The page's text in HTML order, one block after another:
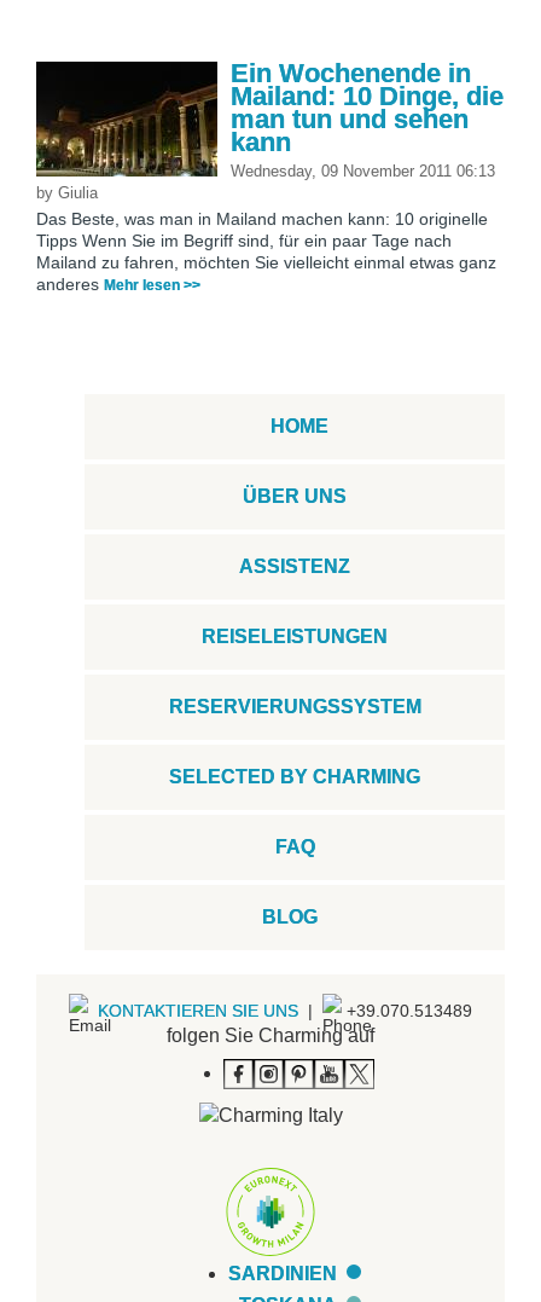
Ein Wochenende in
Mailand: 10 Dinge, die
man tun und sehen
kann
Wednesday, 09 November 2011 06:13
by Giulia
Das Beste, was man in Mailand machen kann: 10 originelle
Tipps Wenn Sie im Begriff sind, für ein paar Tage nach
Mailand zu fahren, möchten Sie vielleicht einmal etwas ganz
anderes Mehr lesen >>
HOME
ÜBER UNS
ASSISTENZ
REISELEISTUNGEN
RESERVIERUNGSSYSTEM
SELECTED BY CHARMING
FAQ
BLOG
KONTAKTIEREN SIE UNS | +39.070.513489
folgen Sie Charming auf
SARDINIEN